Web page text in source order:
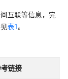
互联等信息，完
表1。
链接